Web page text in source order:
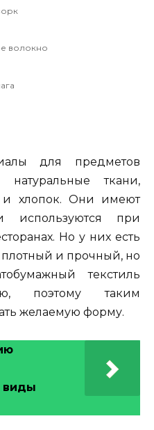
волокно
для предметов
ткани,
и хлопок. Они имеют
используются при
Но у них есть
и прочный, но
текстиль
поэтому таким
желаемую форму.
виды